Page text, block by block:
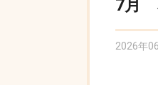
7月
2026年